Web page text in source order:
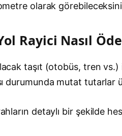
olarak
Rayici Nasıl
taşıt (otobüs, tren
durumunda mutat tutarlar
detaylı bir şekilde